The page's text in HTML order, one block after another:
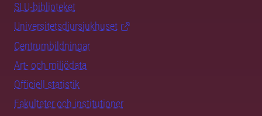
SLU-biblioteket
Universitetsdjursjukhuset
Centrumbildningar
Art- och miljödata
Officiell statistik
Fakulteter och institutioner